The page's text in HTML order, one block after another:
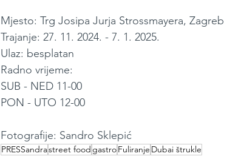
Mjesto: Trg Josipa Jurja Strossmayera, Zagreb
Trajanje: 27. 11. 2024. - 7. 1. 2025.
Ulaz: besplatan
Radno vrijeme:
SUB - NED 11-00
PON - UTO 12-00
Fotografije: Sandro Sklepić
PRESSandrastreet food gastroFuliranje Dubai štrukle